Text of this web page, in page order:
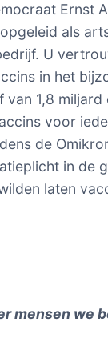
Ernst
als
U
in het
1,8
voor
de
in de
laten
mensen we